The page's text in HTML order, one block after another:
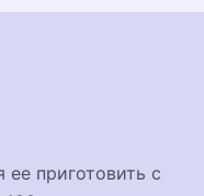
приготовить с